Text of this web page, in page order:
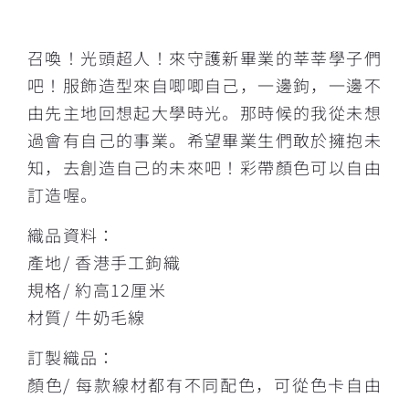
召喚！光頭超人！來守護新畢業的莘莘學子們
吧！服飾造型來自唧唧自己，一邊鉤，一邊不
由先主地回想起大學時光。那時候的我從未想
過會有自己的事業。希望畢業生們敢於擁抱未
知，去創造自己的未來吧！彩帶顏色可以自由
訂造喔。
織品資料：
產地/ 香港手工鉤織
規格/ 約高12厘米
材質/ 牛奶毛線
訂製織品：
顏色/ 每款線材都有不同配色，可從色卡自由